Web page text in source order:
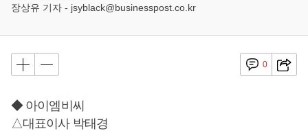
장상유 기자 - jsyblack@businesspost.co.kr
0
◆ 아이엠비씨
△대표이사 박태경